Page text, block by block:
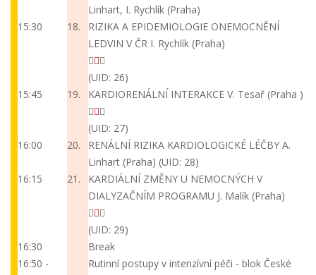
Linhart, I. Rychlík (Praha)
15:30
18.
RIZIKA A EPIDEMIOLOGIE ONEMOCNĚNÍ
LEDVIN V ČR I. Rychlík (Praha)
(UID: 26)
15:45
19. KARDIORENÁLNÍ INTERAKCE V. Tesař (Praha )
(UID: 27)
16:00
20. RENÁLNÍ RIZIKA KARDIOLOGICKÉ LÉČBY A.
Linhart (Praha) (UID: 28)
16:15
21.
KARDIÁLNÍ ZMĚNY U NEMOCNÝCH V
DIALYZAČNÍM PROGRAMU J. Malík (Praha)
(UID: 29)
16:30
Break
16:50 -
Rutinní postupy v intenzívní péči - blok České